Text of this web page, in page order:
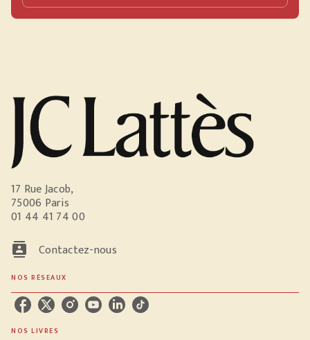
17 Rue Jacob,
75006 Paris
01 44 41 74 00
contacts Contactez-nous
NOS RÉSEAUX
NOS LIVRES